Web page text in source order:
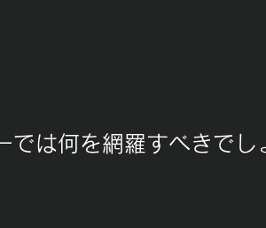
では何を網羅すべきでし